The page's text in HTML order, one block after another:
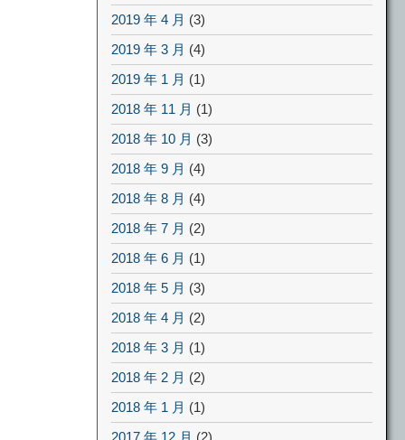
2019 年 4 月 (3)
2019 年 3 月 (4)
2019 年 1 月 (1)
2018 年 11 月 (1)
2018 年 10 月 (3)
2018 年 9 月 (4)
2018 年 8 月 (4)
2018 年 7 月 (2)
2018 年 6 月 (1)
2018 年 5 月 (3)
2018 年 4 月 (2)
2018 年 3 月 (1)
2018 年 2 月 (2)
2018 年 1 月 (1)
2017 年 12 月 (2)